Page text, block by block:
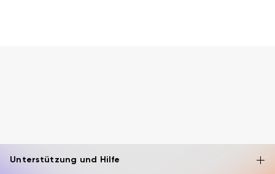
Unterstützung und Hilfe